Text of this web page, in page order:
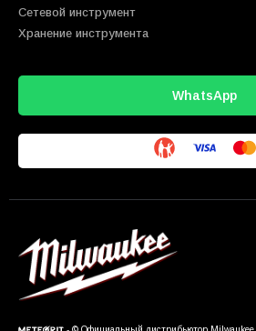
Сетевой инструмент
Хранение инструмента
WhatsApp